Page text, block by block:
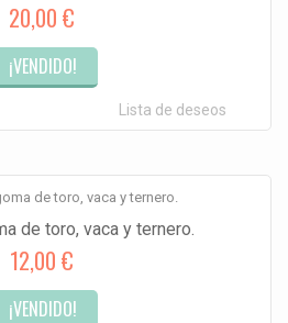
20,00 €
¡VENDIDO!
Lista de deseos
de toro, vaca y ternero.
12,00 €
¡VENDIDO!